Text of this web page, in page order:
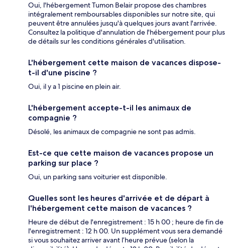
Oui, l'hébergement Tumon Belair propose des chambres
intégralement remboursables disponibles sur notre site, qui
peuvent être annulées jusqu'à quelques jours avant l'arrivée.
Consultez la politique d'annulation de l'hébergement pour plus
de détails sur les conditions générales d'utilisation.
L'hébergement cette maison de vacances dispose-
t-il d'une piscine ?
Oui, il y a 1 piscine en plein air.
L'hébergement accepte-t-il les animaux de
compagnie ?
Désolé, les animaux de compagnie ne sont pas admis.
Est-ce que cette maison de vacances propose un
parking sur place ?
Oui, un parking sans voiturier est disponible.
Quelles sont les heures d'arrivée et de départ à
l'hébergement cette maison de vacances ?
Heure de début de l'enregistrement : 15 h 00 ; heure de fin de
l'enregistrement : 12 h 00. Un supplément vous sera demandé
si vous souhaitez arriver avant l’heure prévue (selon la